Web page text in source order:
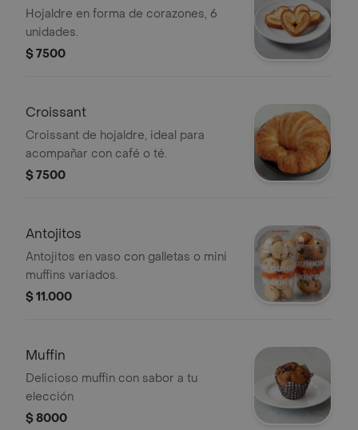
Hojaldre en forma de corazones, 6
unidades.
$ 7500
Croissant
Croissant de hojaldre, ideal para
acompañar con café o té.
$ 7500
Antojitos
Antojitos en vaso con galletas o mini
muffins variados.
$ 11.000
Muffin
Delicioso muffin con sabor a tu
elección
$ 8000